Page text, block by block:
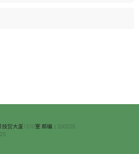
贸大厦1310室 邮编：200235